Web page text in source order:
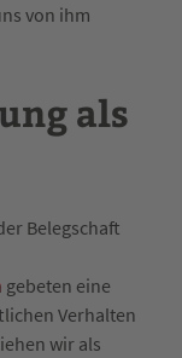
von ihm
als
Belegschaft
gebeten eine
Verhalten
wir als